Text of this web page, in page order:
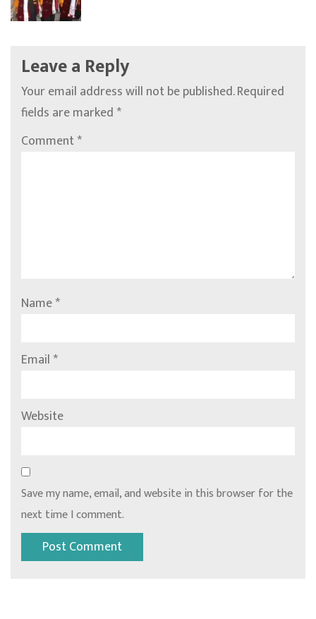
Leave a Reply
Your email address will not be published.Required
fields are marked*
Comment*
Name*
Email*
Website
Save my name, email, and website in this browser for the
next time I comment.